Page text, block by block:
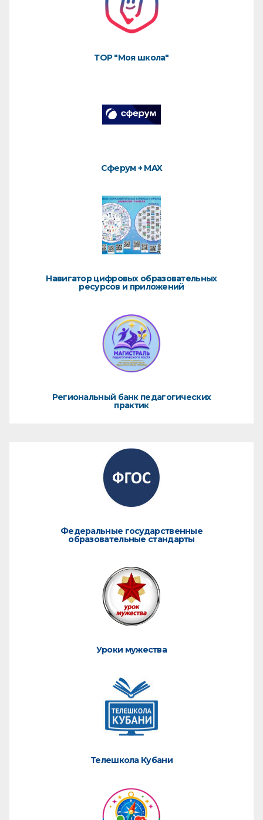
ТОР "Моя школа"
Сферум + MAX
Навигатор цифровых образовательных
ресурсов и приложений
Региональный банк педагогических
практик
Федеральные государственные
образовательные стандарты
Уроки мужества
Телешкола Кубани